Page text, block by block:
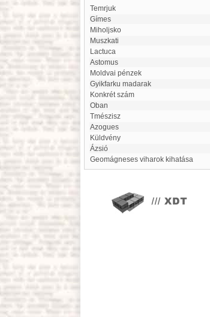
Temrjuk
Gímes
Miholjsko
Muszkati
Lactuca
Astomus
Moldvai pénzek
Gyikfarku madarak
Konkrét szám
Oban
tmészisz
Azogues
Küldvény
ázsió
Geomágneses viharok kihatása